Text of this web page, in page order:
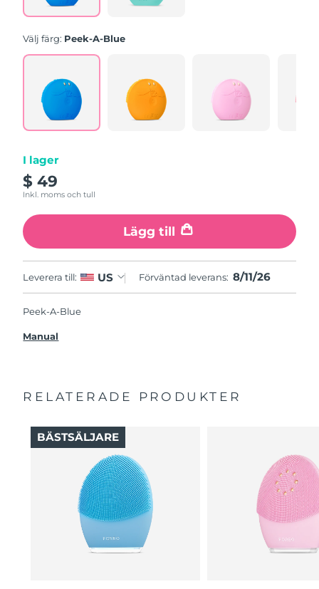
Välj färg: Peek-A-Blue
I lager
$ 49
Inkl. moms och tull
Lägg till
Leverera till: US Förväntad leverans: 8/11/26
Peek-A-Blue
Manual
RELATERADE PRODUKTER
BÄSTSÄLJARE